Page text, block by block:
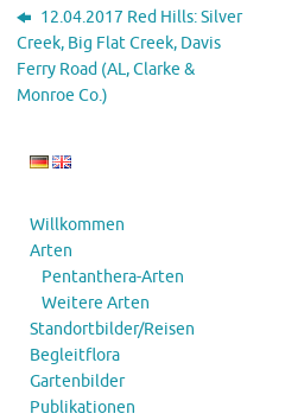
12.04.2017 Red Hills: Silver
Creek, Big Flat Creek, Davis
Ferry Road (AL, Clarke &
Monroe Co.)
Willkommen
Arten
Pentanthera-Arten
Weitere Arten
Standortbilder/Reisen
Begleitflora
Gartenbilder
Publikationen